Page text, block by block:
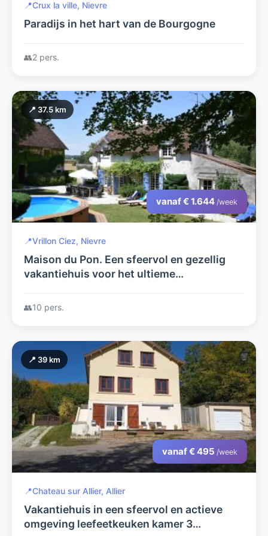
📍Crux la ville, Nievre
Paradijs in het hart van de Bourgogne
👥2 pers.
📍 37.5 km
vanaf € 1.644 /week
📍Vrillon Ciez, Nievre
Maison du Pon. Een sfeervol en gezellig
vakantiehuis voor het ultieme
👥10 pers.
📍 39 km
vanaf € 495 /week
📍Chateau sur Allier, Allier
Vakantiehuis in een sfeervol en actieve
omgeving leefeetkeuken kamer 3